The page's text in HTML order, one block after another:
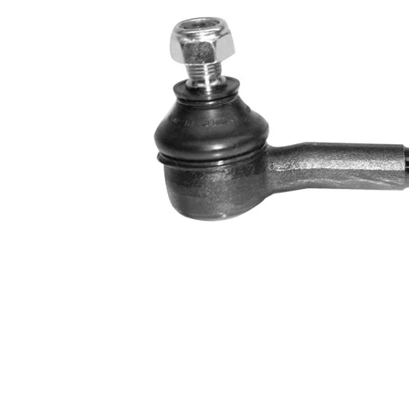
1,5
extins/Informatii
de extindere
cu
unsoare
sintetică
Dimensiune
M12 x
1,5